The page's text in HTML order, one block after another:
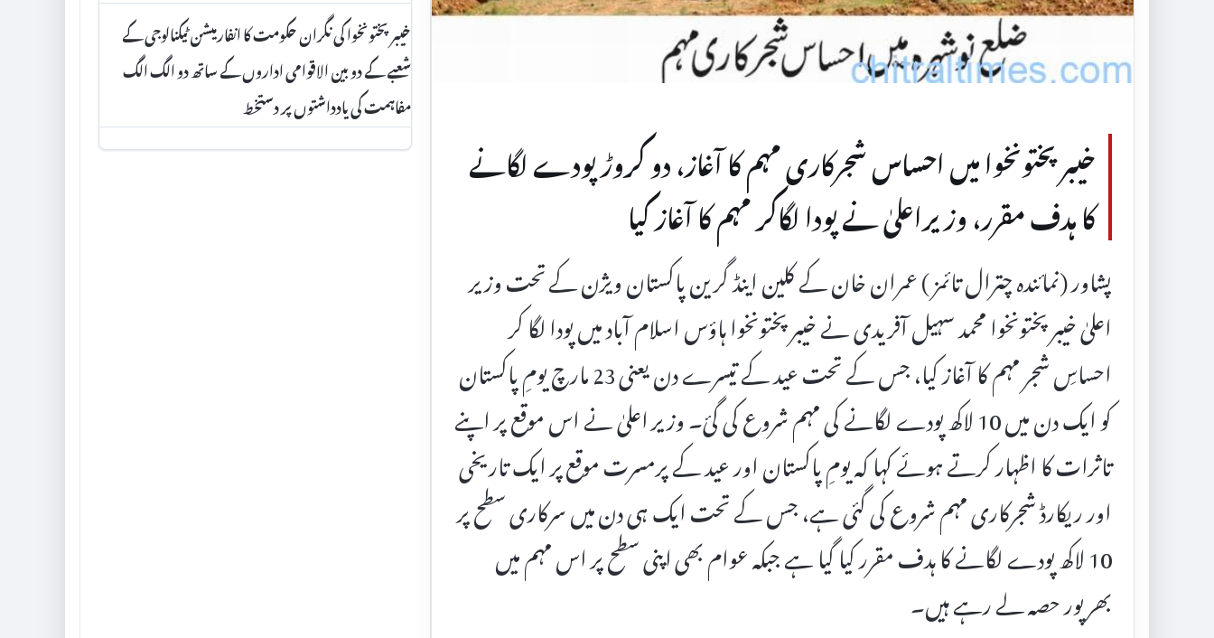
خیبر پختونخوا کی نگران حکومت کا انفارمیشن ٹیکنالوجی کے
شعبے کے دو بین الاقوامی اداروں کے ساتھ دو الگ الگ
مفاہمت کی یادداشتوں پر دستخط
خیبر پختونخوا میں احساس شجرکاری مہم کا آغاز، دو کروڑ پودے لگانے
کا ہدف مقرر، وزیراعلیٰ نے پودا لگاکر مہم کا آغاز کیا
پشاور (نمائندہ چترال تائمز ) عمران خان کے کلین اینڈ گرین پاکستان ویژن کے تحت وزیر
اعلیٰ خیبر پختونخوا محمد سہیل آفریدی نے خیبر پختونخوا ہاؤس اسلام آباد میں پودا لگا کر
احساسِ شجر مہم کا آغاز کیا، جس کے تحت عید کے تیسرے دن یعنی 23 مارچ یومِ پاکستان
کو ایک دن میں 10 لاکھ پودے لگانے کی مہم شروع کی گئ۔ وزیر اعلیٰ نے اس موقع پر اپنے
تاثرات کا اظہار کرتے ہوئے کہا کہ یومِ پاکستان اور عید کے پرمسرت موقع پر ایک تاریخی
اور ریکارڈ شجرکاری مہم شروع کی گئی ہے، جس کے تحت ایک ہی دن میں سرکاری سطح پر
10 لاکھ پودے لگانے کا ہدف مقرر کیا گیا ہے جبکہ عوام بھی اپنی سطح پر اس مہم میں
بھرپور حصہ لے رہے ہیں۔